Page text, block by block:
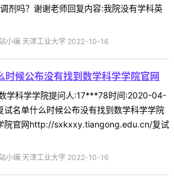
剂吗？谢谢老师回复内容:我院没有学科英
小编 天津工业大学 2022-10-16
时候公布没有找到数学科学学院官网
学科学学院提问人:17***78时间:2020-04-
名单什么时候公布没有找到数学科学学院
院官网http://sxkxxy.tiangong.edu.cn/复试
小编 天津工业大学 2022-10-16